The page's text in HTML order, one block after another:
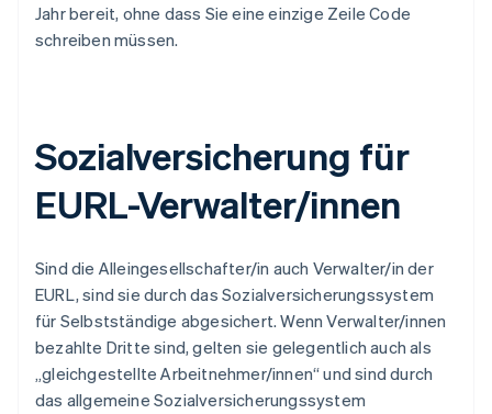
Jahr bereit, ohne dass Sie eine einzige Zeile Code
schreiben müssen.
Sozialversicherung für
EURL-Verwalter/innen
Sind die Alleingesellschafter/in auch Verwalter/in der
EURL, sind sie durch das Sozialversicherungssystem
für Selbstständige abgesichert. Wenn Verwalter/innen
bezahlte Dritte sind, gelten sie gelegentlich auch als
„gleichgestellte Arbeitnehmer/innen“ und sind durch
das allgemeine Sozialversicherungssystem